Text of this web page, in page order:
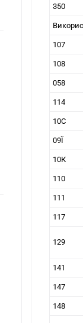
350
107
108
058
114
10С
09Ї
10К
110
111
117
129
141
147
148